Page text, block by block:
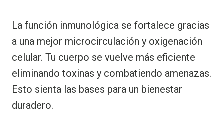
La función inmunológica se fortalece gracias
a una mejor microcirculación y oxigenación
celular. Tu cuerpo se vuelve más eficiente
eliminando toxinas y combatiendo amenazas.
Esto sienta las bases para un bienestar
duradero.